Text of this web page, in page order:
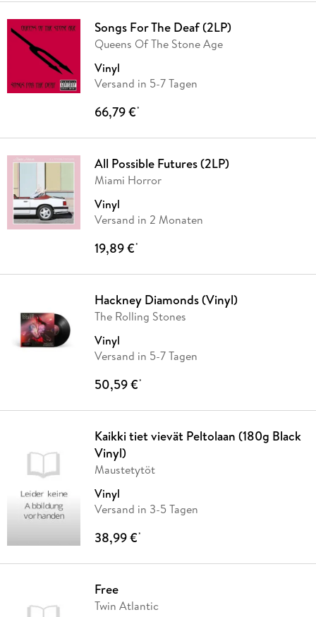
Songs For The Deaf (2LP)
Queens Of The Stone Age
Vinyl
Versand in 5-7 Tagen
66,79 €*
All Possible Futures (2LP)
Miami Horror
Vinyl
Versand in 2 Monaten
19,89 €*
Hackney Diamonds (Vinyl)
The Rolling Stones
Vinyl
Versand in 5-7 Tagen
50,59 €*
Kaikki tiet vievät Peltolaan (180g Black
Vinyl)
Maustetytöt
Vinyl
Versand in 3-5 Tagen
38,99 €*
Free
Twin Atlantic